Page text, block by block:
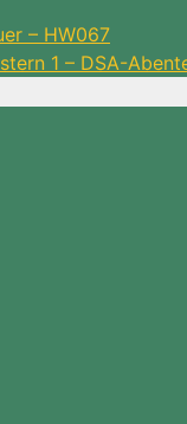
– HW067
1 – DSA-